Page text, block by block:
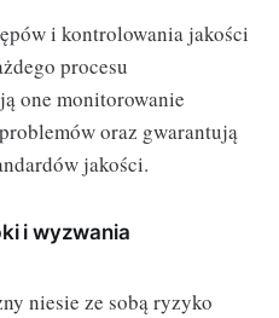
i kontrolowania jakości
procesu
one monitorowanie
oraz gwarantują
jakości.
i wyzwania
niesie ze sobą ryzyko